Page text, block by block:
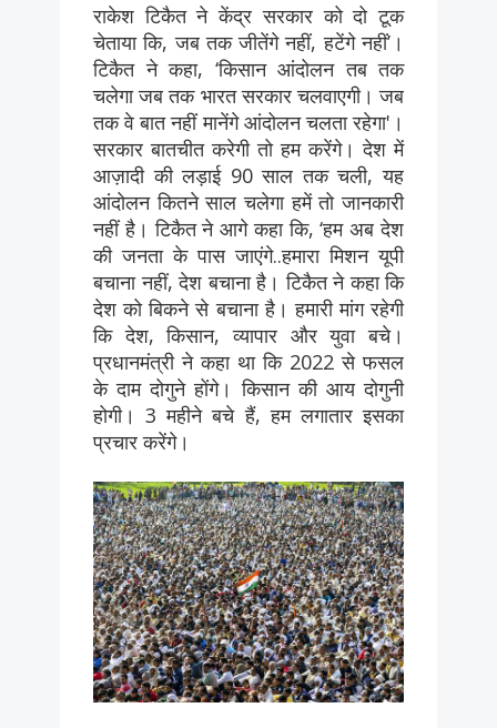
राकेश टिकैत ने केंद्र सरकार को दो टूक
चेताया कि, जब तक जीतेंगे नहीं, हटेंगे नहीं’।
टिकैत ने कहा, ‘किसान आंदोलन तब तक
चलेगा जब तक भारत सरकार चलवाएगी। जब
तक वे बात नहीं मानेंगे आंदोलन चलता रहेगा'।
सरकार बातचीत करेगी तो हम करेंगे। देश में
आज़ादी की लड़ाई 90 साल तक चली, यह
आंदोलन कितने साल चलेगा हमें तो जानकारी
नहीं है। टिकैत ने आगे कहा कि, ‘हम अब देश
की जनता के पास जाएंगे..हमारा मिशन यूपी
बचाना नहीं, देश बचाना है। टिकैत ने कहा कि
देश को बिकने से बचाना है। हमारी मांग रहेगी
कि देश, किसान, व्यापार और युवा बचे।
प्रधानमंत्री ने कहा था कि 2022 से फसल
के दाम दोगुने होंगे। किसान की आय दोगुनी
होगी। 3 महीने बचे हैं, हम लगातार इसका
प्रचार करेंगे।